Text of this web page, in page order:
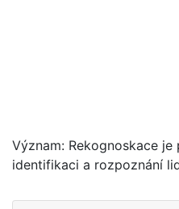
Význam: Rekognoskace
identifikaci a rozpoznání